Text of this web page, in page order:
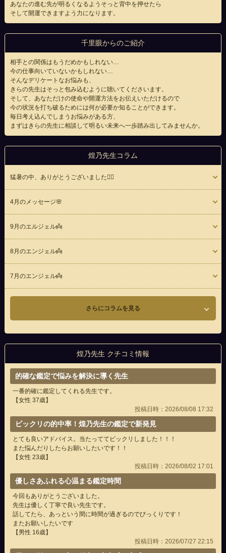
あなたの進む先が明るくなるようそっと背中を押せたら
そして開運できますよう力になります。
千里眼からのご紹介
相手との関係はもうだめかもしれない…
今の仕事向いていないかもしれない…
そんなデリケートなお悩みも、
きらの先生はそっと包み込むように聴いてくださいます。
そして、あなただけの使命や開運方法をお伝えいただけるので
今の状況を打ち破るためには何が必要か知ることができます。
毎日考え込んでしまうお悩みがある方、
まずはきらの先生に相談して明るい未来へ一歩踏み出してみませんか。
煌乃先生コラム
猛暑の中、ありがとうございました🙇‍♀️
4月のメッセージ🌸
9月のエルジェル👼
8月のエンジェル👼
7月のエンジェル👼
さらにコラムを見る
煌乃先生 クチコミ情報
的確な鑑定で悩みを解決に導く先生
一番的確に鑑定してくれる先生です。
【女性 37歳】
投稿日時：2026/08/08 17:32
ビックリの的中率！煌乃先生の鑑定で新発見
とても良いアドバイス。当たっててビックリしました！！！
また悩んだりしたらお願いしたいです！！
【女性 23歳】
投稿日時：2026/08/02 17:01
優しさあふれる心温まる鑑定時間
今回もありがとうございました。
先生は優しく丁寧で良い先生です。
話してたら、あっという間に時間が過ぎるのでびっくりです！
またお願いしたいです
【男性 16歳】
投稿日時：2026/07/27 22:15